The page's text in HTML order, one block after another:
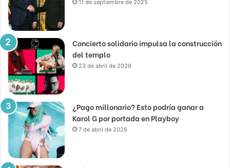
11 de septiembre de 2025
Concierto solidario impulsa la construcción
del templo
23 de abril de 2026
¿Pago millonario? Esto podría ganar a
Karol G por portada en Playboy
7 de abril de 2026